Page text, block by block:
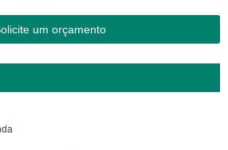
um orçamento